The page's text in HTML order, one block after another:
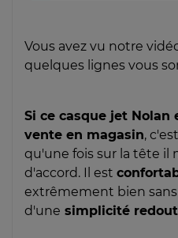
Vous avez vu notre
quelques lignes vous
Si ce casque jet Nolan
vente en magasin,
qu'une fois sur la tête il
d'accord. Il est
extrêmement bien sans
d'une simplicité